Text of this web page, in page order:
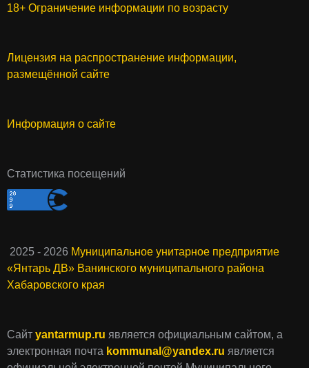
18+ Ограничение информации по возрасту
Лицензия на распространение информации,
размещённой сайте
Информация о сайте
Статистика посещений
2025 - 2026 Муниципальное унитарное предприятие
«Янтарь ДВ» Ванинского муниципального района
Хабаровского края
Сайт yantarmup.ru является официальным сайтом, а
электронная почта kommunal@yandex.ru является